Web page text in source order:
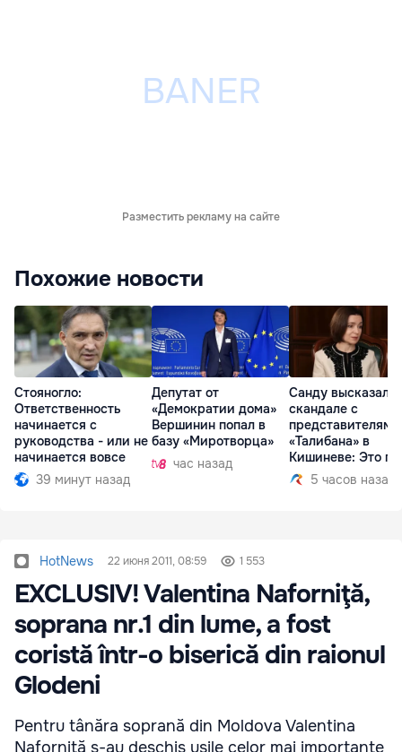
Разместить рекламу на сайте
Похожие новости
Стояногло:
Ответственность
начинается с
руководства - или не
начинается вовсе
39 минут назад
Депутат от
«Демократии дома»
Вершинин попал в
базу «Миротворца»
час назад
Санду
скандале с
представителями
«Талибана» в
Кишиневе: Это
5 часов назад
HotNews 22 июня 2011, 08:59 1 553
EXCLUSIV! Valentina Naforniţă,
soprana nr.1 din lume, a fost
coristă într-o biserică din raionul
Glodeni
Pentru tânăra soprană din Moldova Valentina
Naforniţă s-au deschis uşile celor mai importante